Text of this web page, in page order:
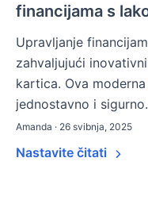
financijama s
Upravljanje
zahvaljujući
kartica. Ova
jednostavno i
Amanda · 26 svibnja, 2025
Nastavite čitati